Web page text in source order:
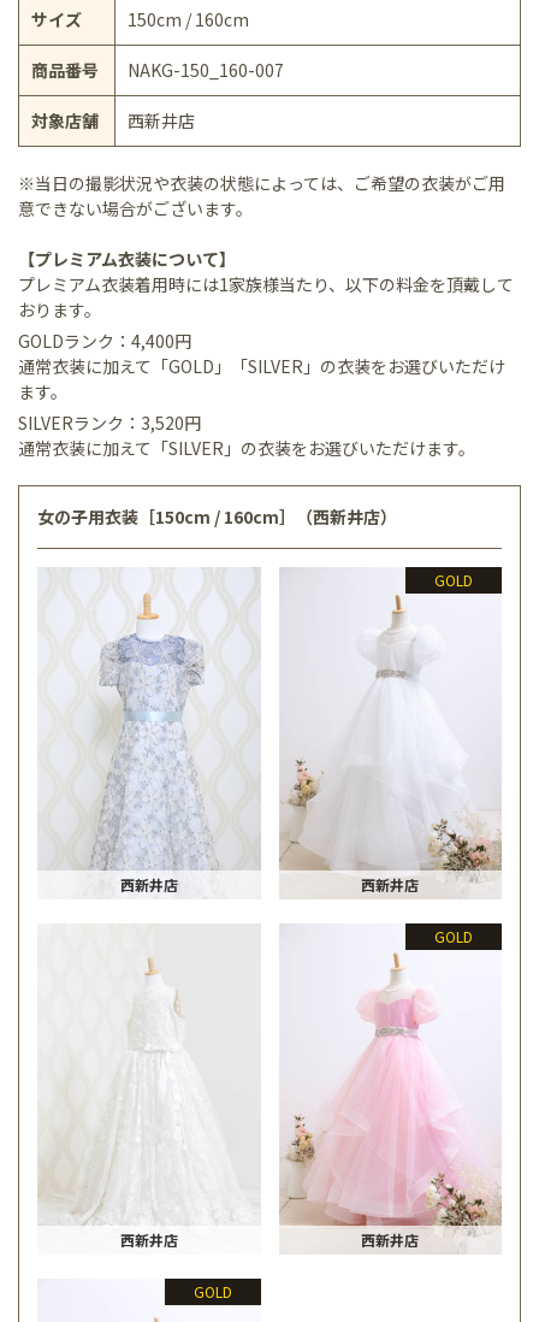
サイズ 150cm / 160cm
商品番号 NAKG-150_160-007
対象店舗 西新井店
※当日の撮影状況や衣装の状態によっては、ご希望の衣装がご用
意できない場合がございます。
【プレミアム衣装について】
プレミアム衣装着用時には1家族様当たり、以下の料金を頂戴して
おります。
GOLDランク：4,400円
通常衣装に加えて「GOLD」「SILVER」の衣装をお選びいただけ
ます。
SILVERランク：3,520円
通常衣装に加えて「SILVER」の衣装をお選びいただけます。
女の子用衣装［150cm / 160cm］（西新井店）
西新井店
GOLD
西新井店
西新井店
GOLD
西新井店
GOLD